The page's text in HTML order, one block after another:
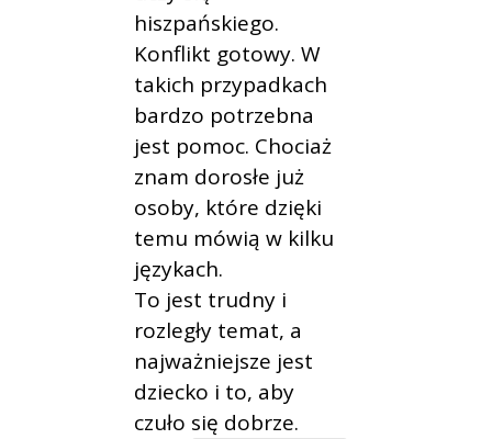
hiszpańskiego.
Konflikt gotowy. W
takich przypadkach
bardzo potrzebna
jest pomoc. Chociaż
znam dorosłe już
osoby, które dzięki
temu mówią w kilku
językach.
To jest trudny i
rozległy temat, a
najważniejsze jest
dziecko i to, aby
czuło się dobrze.